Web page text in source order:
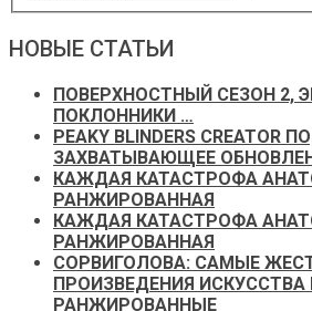
НОВЫЕ СТАТЬИ
ПОВЕРХНОСТНЫЙ СЕЗОН 2,
ПОКЛОННИКИ …
PEAKY BLINDERS
ЗАХВАТЫВАЮЩЕЕ
КАЖДАЯ КАТАСТРОФА
РАНЖИРОВАННАЯ
КАЖДАЯ КАТАСТРОФА
РАНЖИРОВАННАЯ
СОРВИГОЛОВА: САМЫЕ
ПРОИЗВЕДЕНИЯ ИСКУССТВА
РАНЖИРОВАННЫЕ